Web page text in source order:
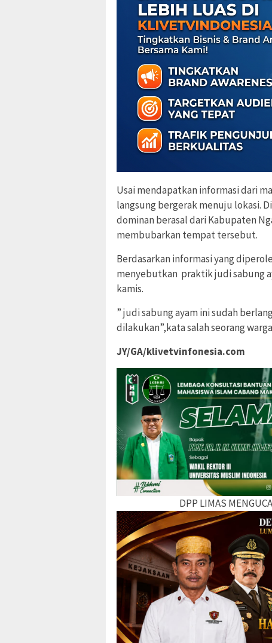
Usai mendapatkan informasi dari
langsung bergerak menuju lokasi.
dominan berasal dari Kabupaten
membubarkan tempat tersebut.
Berdasarkan informasi yang
menyebutkan praktik judi sabung
kamis.
” judi sabung ayam ini sudah
dilakukan”,kata salah seorang
JY/GA/klivetvinfonesia.com
DPP LIMAS